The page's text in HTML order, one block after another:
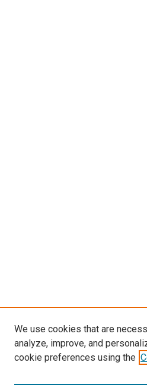
We use cookies that are
analyze, improve, and
cookie preferences using the